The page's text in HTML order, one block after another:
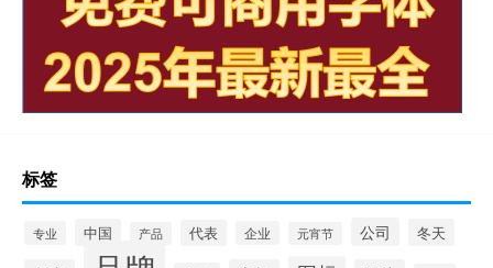
标签
专业 中国 产品 代表 企业 元宵节 公司 冬天